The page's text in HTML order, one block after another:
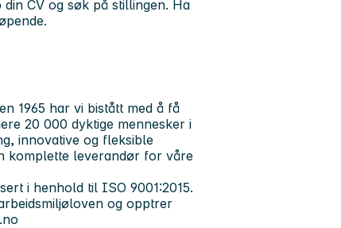
CV og søk på stillingen. Ha
1965 har vi bistått med å få
20 000 dyktige mennesker i
innovative og fleksible
komplette leverandør for våre
i henhold til ISO 9001:2015.
og opptrer